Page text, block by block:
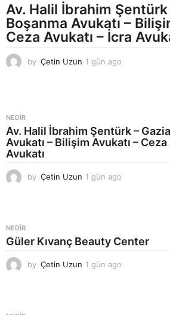
a
g
Av. Halil İbrahim
Boşanma Avukatı –
Ceza Avukatı – İcra
by Çetin Uzun 1 gün ago
o
NEDIR
Av. Halil İbrahim Şentürk –
Avukatı – Bilişim Avukatı – Ceza
Avukatı
by Çetin Uzun 1 gün ago
o
NEDIR
Güler Kıvanç Beauty Center
by Çetin Uzun 1 gün ago